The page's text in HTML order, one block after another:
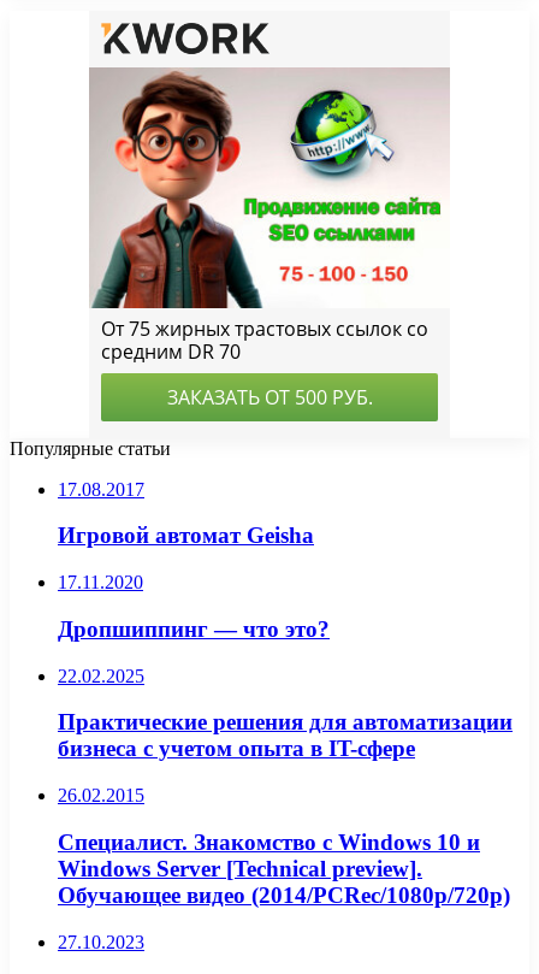
Популярные статьи
17.08.2017
Игровой автомат Geisha
17.11.2020
Дропшиппинг — что это?
22.02.2025
Практические решения для автоматизации
бизнеса с учетом опыта в IT-сфере
26.02.2015
Специалист. Знакомство с Windows 10 и
Windows Server [Technical preview].
Обучающее видео (2014/PCRec/1080p/720p)
27.10.2023